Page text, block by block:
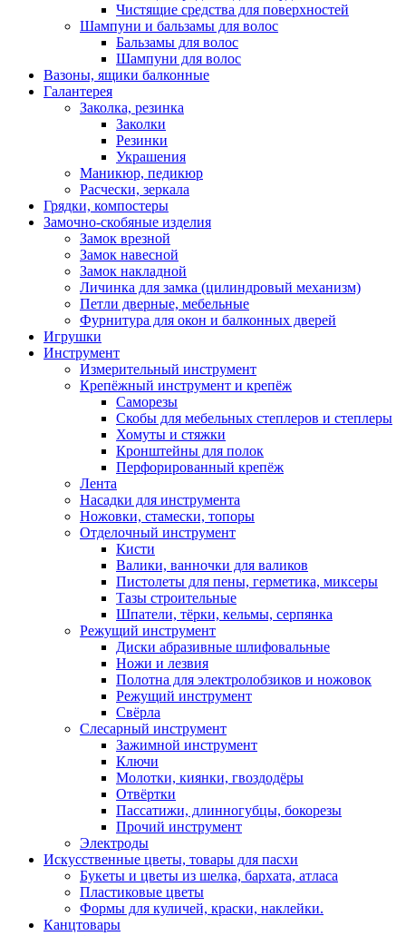
Чистящие средства для поверхностей
Шампуни и бальзамы для волос
Бальзамы для волос
Шампуни для волос
Вазоны, ящики балконные
Галантерея
Заколка, резинка
Заколки
Резинки
Украшения
Маникюр, педикюр
Расчески, зеркала
Грядки, компостеры
Замочно-скобяные изделия
Замок врезной
Замок навесной
Замок накладной
Личинка для замка (цилиндровый механизм)
Петли дверные, мебельные
Фурнитура для окон и балконных дверей
Игрушки
Инструмент
Измерительный инструмент
Крепёжный инструмент и крепёж
Саморезы
Скобы для мебельных степлеров и степлеры
Хомуты и стяжки
Кронштейны для полок
Перфорированный крепёж
Лента
Насадки для инструмента
Ножовки, стамески, топоры
Отделочный инструмент
Кисти
Валики, ванночки для валиков
Пистолеты для пены, герметика, миксеры
Тазы строительные
Шпатели, тёрки, кельмы, серпянка
Режущий инструмент
Диски абразивные шлифовальные
Ножи и лезвия
Полотна для электролобзиков и ножовок
Режущий инструмент
Свёрла
Слесарный инструмент
Зажимной инструмент
Ключи
Молотки, киянки, гвоздодёры
Отвёртки
Пассатижи, длинногубцы, бокорезы
Прочий инструмент
Электроды
Искусственные цветы, товары для пасхи
Букеты и цветы из шелка, бархата, атласа
Пластиковые цветы
Формы для куличей, краски, наклейки.
Канцтовары